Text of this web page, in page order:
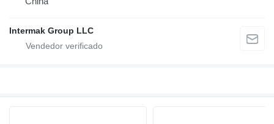
Intermak Group LLC